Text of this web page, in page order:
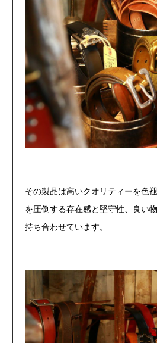
その製品は高いクオリティーを色
を圧倒する存在感と堅守性、良い
持ち合わせています。